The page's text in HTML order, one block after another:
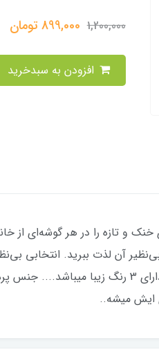
1,200,000
899,000تومان
دار مدل 5 پره اصلی، هوای خنک و تازه
آن لذت ببرید. انتخابی
باداشتن کلیپس قابلیت نصب در هر جا را
ایش میشه..